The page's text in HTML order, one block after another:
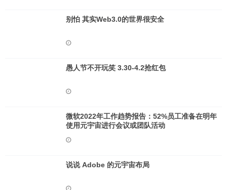
别怕 其实Web3.0的世界很安全
愚人节不开玩笑 3.30-4.2抢红包
微软2022年工作趋势报告：52%员工准备在明年
使用元宇宙进行会议或团队活动
说说 Adob​​e 的元宇宙布局